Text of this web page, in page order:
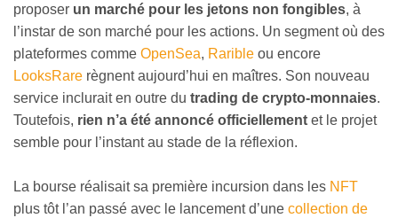
proposer un marché pour les jetons non fongibles, à
l’instar de son marché pour les actions. Un segment où des
plateformes comme OpenSea, Rarible ou encore
LooksRare règnent aujourd’hui en maîtres. Son nouveau
service inclurait en outre du trading de crypto-monnaies.
Toutefois, rien n’a été annoncé officiellement et le projet
semble pour l’instant au stade de la réflexion.
La bourse réalisait sa première incursion dans les NFT
plus tôt l’an passé avec le lancement d’une collection de